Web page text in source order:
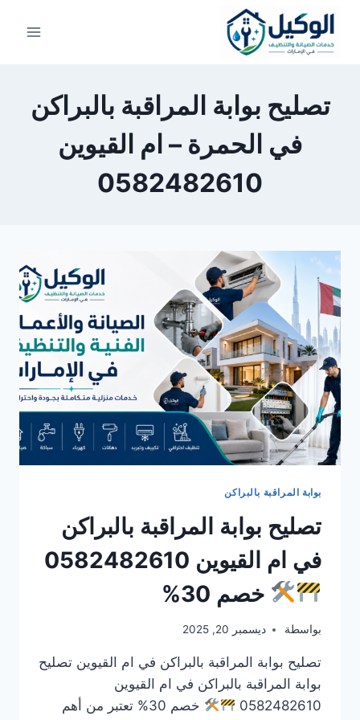
التجاوز
المحتوى
تصليح بوابة المراقبة بالبراكن
في الحمرة – ام القيوين
0582482610
بوابة المراقبة بالبراكن
تصليح بوابة المراقبة بالبراكن
في ام القيوين 0582482610
خصم 30%
بواسطة ديسمبر 20, 2025
تصليح بوابة المراقبة بالبراكن في ام القيوين تصليح
بوابة المراقبة بالبراكن في ام القيوين
0582482610
خصم 30% تعتبر من أهم